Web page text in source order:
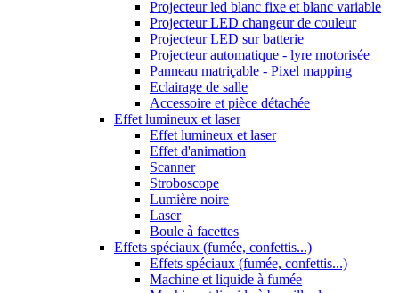
Projecteur led blanc fixe et blanc variable
Projecteur LED changeur de couleur
Projecteur LED sur batterie
Projecteur automatique - lyre motorisée
Panneau matriçable - Pixel mapping
Eclairage de salle
Accessoire et pièce détachée
Effet lumineux et laser
Effet lumineux et laser
Effet d'animation
Scanner
Stroboscope
Lumière noire
Laser
Boule à facettes
Effets spéciaux (fumée, confettis...)
Effets spéciaux (fumée, confettis...)
Machine et liquide à fumée